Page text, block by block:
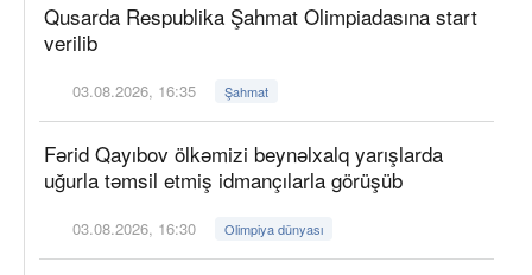
Qusarda Respublika Şahmat Olimpiadasına start
verilib
03.08.2026, 16:35 Şahmat
Fərid Qayıbov ölkəmizi beynəlxalq yarışlarda
uğurla təmsil etmiş idmançılarla görüşüb
03.08.2026, 16:30 Olimpiya dünyası